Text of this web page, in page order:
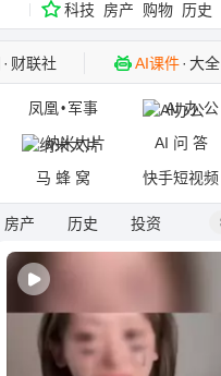
科技 房产 购物 历史
· 财联社 AI课件 · 大全
创作者中心 社区·豆瓣读书
凤凰• 军事
AI 办 公
纳米大片
AI 问 答
马 蜂 窝 快手短视频
房产 历史
投资